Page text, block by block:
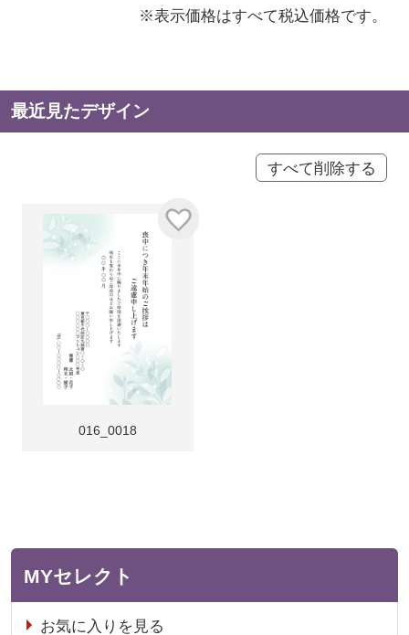
※表示価格はすべて税込価格です。
最近見たデザイン
すべて削除する
016_0018
MYセレクト
お気に入りを見る